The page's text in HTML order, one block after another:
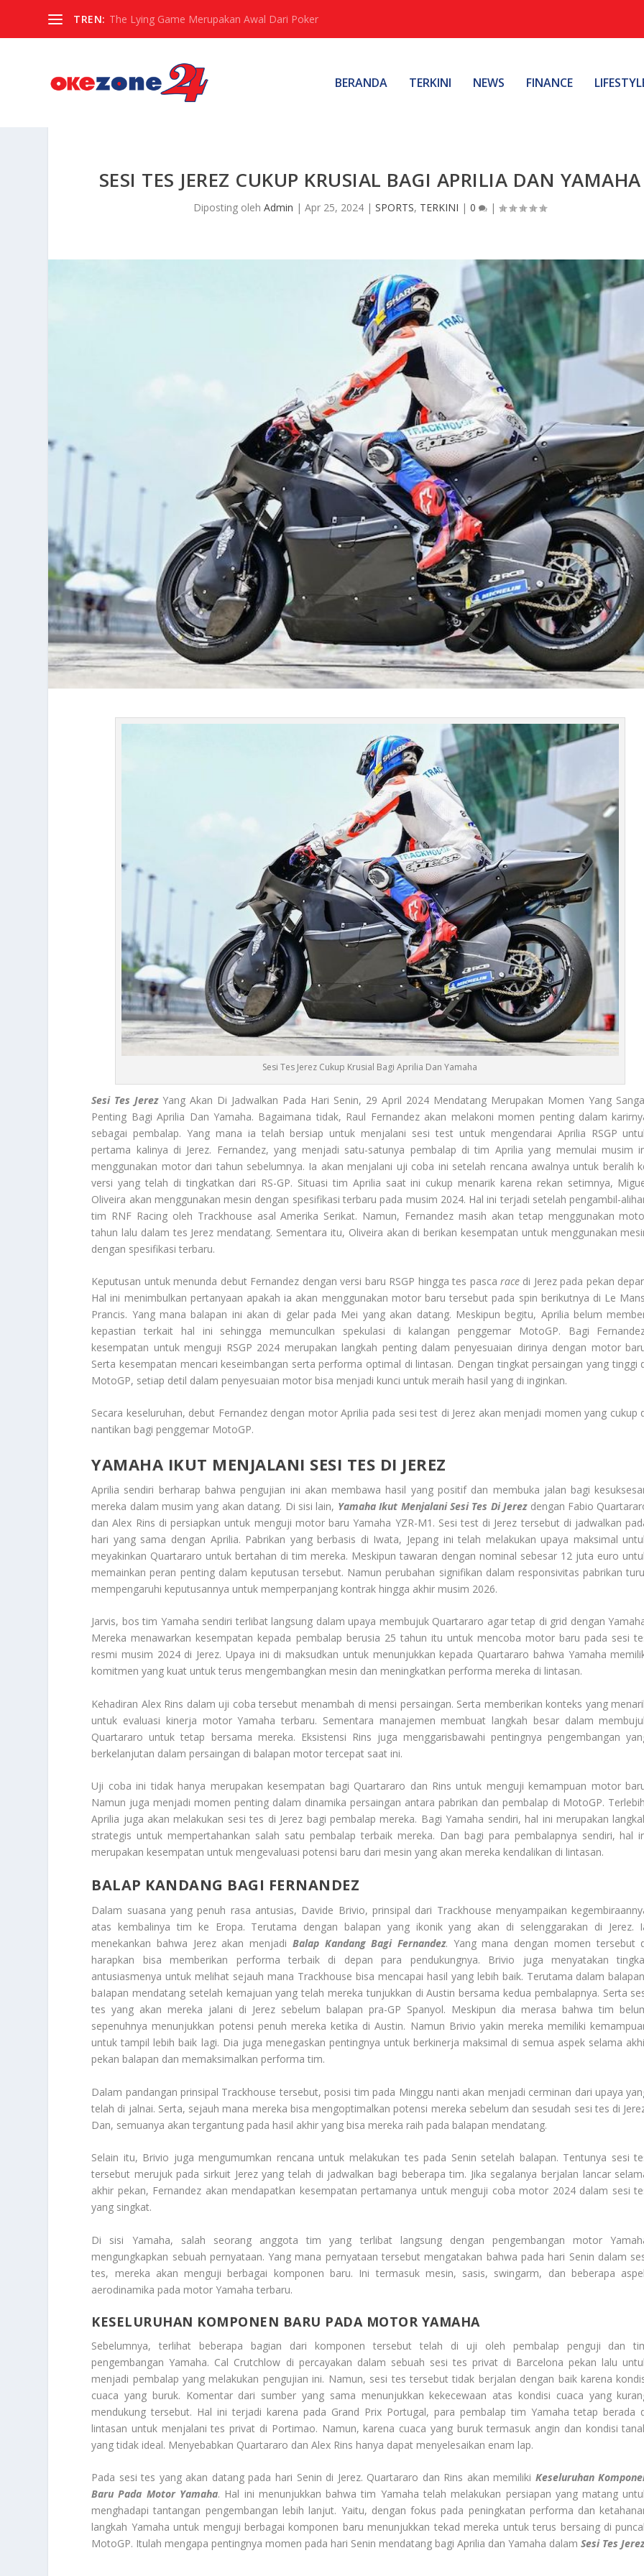
TREN: The Lying Game Merupakan Awal Dari Poker
BERANDA TERKINI NEWS FINANCE
SESI TES JEREZ CUKUP KRUSIAL BAGI APRILIA DAN YAMAHA
Diposting olehAdmin |Apr 25, 2024 |SPORTS, TERKINI |0 |
Sesi Tes Jerez Cukup Krusial Bagi Aprilia Dan Yamaha
Sesi Tes JerezYang Akan Di Jadwalkan Pada Hari Senin, 29 April 2024 Mendatang Merupakan Momen Yang
Penting Bagi Aprilia Dan Yamaha. Bagaimana tidak, Raul Fernandez akan melakoni momen penting dalam
sebagai pembalap. Yang mana ia telah bersiap untuk menjalani sesi test untuk mengendarai Aprilia RSGP
pertama kalinya di Jerez. Fernandez, yang menjadi satu-satunya pembalap di tim Aprilia yang memulai musim
menggunakan motor dari tahun sebelumnya. Ia akan menjalani uji coba ini setelah rencana awalnya untuk beralih
versi yang telah di tingkatkan dari RS-GP. Situasi tim Aprilia saat ini cukup menarik karena rekan setimnya,
Oliveira akan menggunakan mesin dengan spesifikasi terbaru pada musim 2024. Hal ini terjadi setelah pengambil-
tim RNF Racing oleh Trackhouse asal Amerika Serikat. Namun, Fernandez masih akan tetap menggunakan
tahun lalu dalam tes Jerez mendatang. Sementara itu, Oliveira akan di berikan kesempatan untuk menggunakan
dengan spesifikasi terbaru.
Keputusan untuk menunda debut Fernandez dengan versi baru RSGP hingga tes pasca race di Jerez pada pekan
Hal ini menimbulkan pertanyaan apakah ia akan menggunakan motor baru tersebut pada spin berikutnya di Le
Prancis. Yang mana balapan ini akan di gelar pada Mei yang akan datang. Meskipun begitu, Aprilia belum
kepastian terkait hal ini sehingga memunculkan spekulasi di kalangan penggemar MotoGP. Bagi
kesempatan untuk menguji RSGP 2024 merupakan langkah penting dalam penyesuaian dirinya dengan motor
Serta kesempatan mencari keseimbangan serta performa optimal di lintasan. Dengan tingkat persaingan yang tinggi
MotoGP, setiap detil dalam penyesuaian motor bisa menjadi kunci untuk meraih hasil yang di inginkan.
Secara keseluruhan, debut Fernandez dengan motor Aprilia pada sesi test di Jerez akan menjadi momen yang cukup
nantikan bagi penggemar MotoGP.
YAMAHA IKUT MENJALANI SESI TES DI JEREZ
Aprilia sendiri berharap bahwa pengujian ini akan membawa hasil yang positif dan membuka jalan bagi
mereka dalam musim yang akan datang. Di sisi lain, Yamaha Ikut Menjalani Sesi Tes Di Jerezdengan Fabio
dan Alex Rins di persiapkan untuk menguji motor baru Yamaha YZR-M1. Sesi test di Jerez tersebut di jadwalkan
hari yang sama dengan Aprilia. Pabrikan yang berbasis di Iwata, Jepang ini telah melakukan upaya maksimal
meyakinkan Quartararo untuk bertahan di tim mereka. Meskipun tawaran dengan nominal sebesar 12 juta euro
memainkan peran penting dalam keputusan tersebut. Namun perubahan signifikan dalam responsivitas pabrikan
mempengaruhi keputusannya untuk memperpanjang kontrak hingga akhir musim 2026.
Jarvis, bos tim Yamaha sendiri terlibat langsung dalam upaya membujuk Quartararo agar tetap di grid dengan
Mereka menawarkan kesempatan kepada pembalap berusia 25 tahun itu untuk mencoba motor baru pada sesi
resmi musim 2024 di Jerez. Upaya ini di maksudkan untuk menunjukkan kepada Quartararo bahwa Yamaha
komitmen yang kuat untuk terus mengembangkan mesin dan meningkatkan performa mereka di lintasan.
Kehadiran Alex Rins dalam uji coba tersebut menambah di mensi persaingan. Serta memberikan konteks yang
untuk evaluasi kinerja motor Yamaha terbaru. Sementara manajemen membuat langkah besar dalam
Quartararo untuk tetap bersama mereka. Eksistensi Rins juga menggarisbawahi pentingnya pengembangan
berkelanjutan dalam persaingan di balapan motor tercepat saat ini.
Uji coba ini tidak hanya merupakan kesempatan bagi Quartararo dan Rins untuk menguji kemampuan motor
Namun juga menjadi momen penting dalam dinamika persaingan antara pabrikan dan pembalap di MotoGP.
Aprilia juga akan melakukan sesi tes di Jerez bagi pembalap mereka. Bagi Yamaha sendiri, hal ini merupakan
strategis untuk mempertahankan salah satu pembalap terbaik mereka. Dan bagi para pembalapnya sendiri, hal
merupakan kesempatan untuk mengevaluasi potensi baru dari mesin yang akan mereka kendalikan di lintasan.
BALAP KANDANG BAGI FERNANDEZ
Dalam suasana yang penuh rasa antusias, Davide Brivio, prinsipal dari Trackhouse menyampaikan
atas kembalinya tim ke Eropa. Terutama dengan balapan yang ikonik yang akan di selenggarakan di Jerez.
menekankan bahwa Jerez akan menjadi Balap Kandang Bagi Fernandez. Yang mana dengan momen tersebut
harapkan bisa memberikan performa terbaik di depan para pendukungnya. Brivio juga menyatakan
antusiasmenya untuk melihat sejauh mana Trackhouse bisa mencapai hasil yang lebih baik. Terutama dalam
baIapan mendatang setelah kemajuan yang telah mereka tunjukkan di Austin bersama kedua pembalapnya. Serta
tes yang akan mereka jalani di Jerez sebelum balapan pra-GP Spanyol. Meskipun dia merasa bahwa tim
sepenuhnya menunjukkan potensi penuh mereka ketika di Austin. Namun Brivio yakin mereka memiliki
untuk tampil lebih baik lagi. Dia juga menegaskan pentingnya untuk berkinerja maksimal di semua aspek selama
pekan balapan dan memaksimalkan performa tim.
Dalam pandangan prinsipal Trackhouse tersebut, posisi tim pada Minggu nanti akan menjadi cerminan dari upaya
telah di jalnai. Serta, sejauh mana mereka bisa mengoptimalkan potensi mereka sebelum dan sesudah sesi tes di
Dan, semuanya akan tergantung pada hasil akhir yang bisa mereka raih pada balapan mendatang.
Selain itu, Brivio juga mengumumkan rencana untuk melakukan tes pada Senin setelah balapan. Tentunya sesi
tersebut merujuk pada sirkuit Jerez yang telah di jadwalkan bagi beberapa tim. Jika segalanya berjalan lancar
akhir pekan, Fernandez akan mendapatkan kesempatan pertamanya untuk menguji coba motor 2024 dalam sesi
yang singkat.
Di sisi Yamaha, salah seorang anggota tim yang terlibat langsung dengan pengembangan motor
mengungkapkan sebuah pernyataan. Yang mana pernyataan tersebut mengatakan bahwa pada hari Senin dalam
tes, mereka akan menguji berbagai komponen baru. Ini termasuk mesin, sasis, swingarm, dan beberapa
aerodinamika pada motor Yamaha terbaru.
KESELURUHAN KOMPONEN BARU PADA MOTOR YAMAHA
Sebelumnya, terlihat beberapa bagian dari komponen tersebut telah di uji oleh pembalap penguji dan
pengembangan Yamaha. Cal Crutchlow di percayakan dalam sebuah sesi tes privat di Barcelona pekan lalu
menjadi pembalap yang melakukan pengujian ini. Namun, sesi tes tersebut tidak berjalan dengan baik karena
cuaca yang buruk. Komentar dari sumber yang sama menunjukkan kekecewaan atas kondisi cuaca yang
mendukung tersebut. Hal ini terjadi karena pada Grand Prix Portugal, para pembalap tim Yamaha tetap berada
lintasan untuk menjalani tes privat di Portimao. Namun, karena cuaca yang buruk termasuk angin dan kondisi
yang tidak ideal. Menyebabkan Quartararo dan Alex Rins hanya dapat menyelesaikan enam lap.
Pada sesi tes yang akan datang pada hari Senin di Jerez. Quartararo dan Rins akan memiliki Keseluruhan
Baru Pada Motor Yamaha. Hal ini menunjukkan bahwa tim Yamaha telah melakukan persiapan yang matang
menghadapi tantangan pengembangan lebih lanjut. Yaitu, dengan fokus pada peningkatan performa dan
langkah Yamaha untuk menguji berbagai komponen baru menunjukkan tekad mereka untuk terus bersaing di
MotoGP. Itulah mengapa pentingnya momen pada hari Senin mendatang bagi Aprilia dan Yamaha dalamSesi Tes